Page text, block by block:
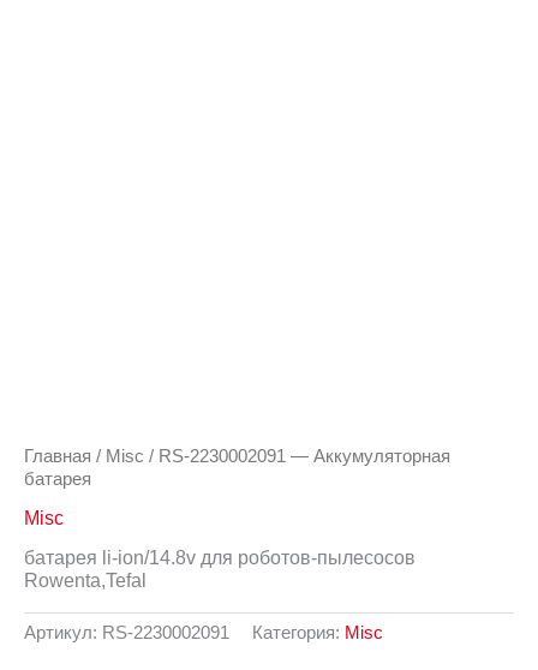
Главная / Misc / RS-2230002091 — Аккумуляторная
батарея
Misc
батарея li-ion/14.8v для роботов-пылесосов
Rowenta,Tefal
Артикул: RS-2230002091 Категория: Misc